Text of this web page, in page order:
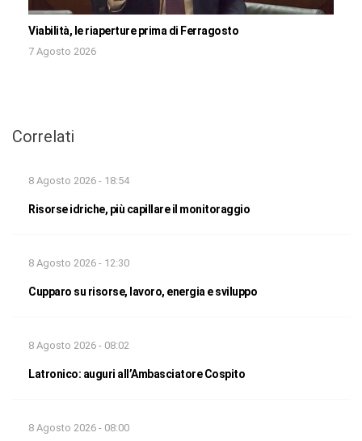
Viabilità, le riaperture prima di Ferragosto
7 Agosto 2026
Correlati
8 Agosto 2026 - 18:54
Risorse idriche, più capillare il monitoraggio
8 Agosto 2026 - 12:30
Cupparo su risorse, lavoro, energia e sviluppo
8 Agosto 2026 - 08:02
Latronico: auguri all’Ambasciatore Cospito
8 Agosto 2026 - 08:00